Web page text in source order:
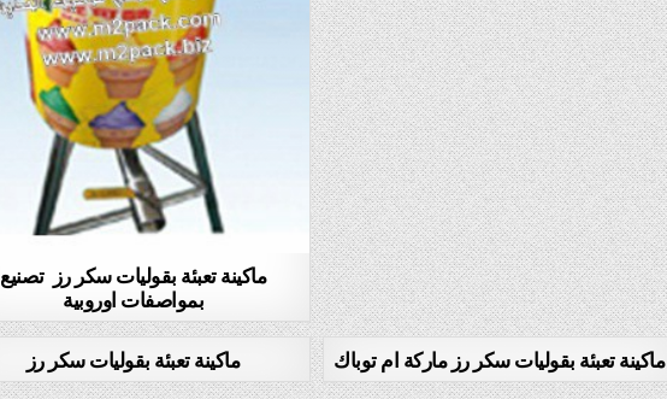
ماكينة تعبئة بقوليات سكر رز تصنيع
بمواصفات اوروبية
ماكينة تعبئة بقوليات سكر رز ماكينة تعبئة بقوليات سكر رز ماركة ام توباك